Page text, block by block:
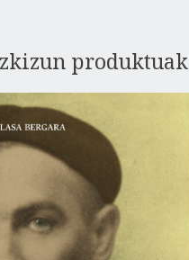
produktuak